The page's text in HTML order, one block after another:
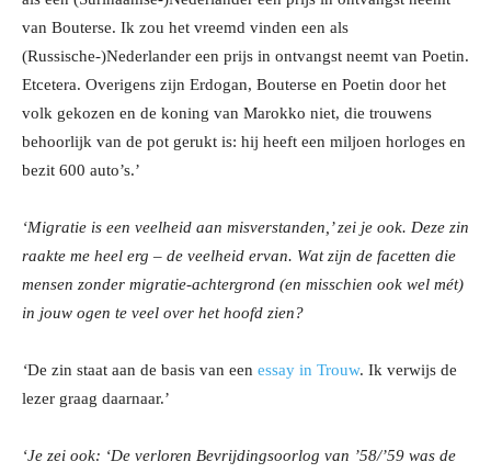
van Bouterse. Ik zou het vreemd vinden een als
(Russische-)Nederlander een prijs in ontvangst neemt van Poetin.
Etcetera. Overigens zijn Erdogan, Bouterse en Poetin door het
volk gekozen en de koning van Marokko niet, die trouwens
behoorlijk van de pot gerukt is: hij heeft een miljoen horloges en
bezit 600 auto’s.’
‘Migratie is een veelheid aan misverstanden,’ zei je ook. Deze zin
raakte me heel erg – de veelheid ervan. Wat zijn de facetten die
mensen zonder migratie-achtergrond (en misschien ook wel mét)
in jouw ogen te veel over het hoofd zien?
‘De zin staat aan de basis van een essay in Trouw. Ik verwijs de
lezer graag daarnaar.’
‘Je zei ook: ‘De verloren Bevrijdingsoorlog van ’58/’59 was de